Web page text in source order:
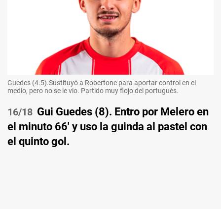
Guedes (4.5).Sustituyó a Robertone para aportar control en el
medio, pero no se le vio. Partido muy flojo del portugués.
/18 Gui Guedes (8). Entro por Melero en
el minuto 66' y uso la guinda al pastel con
el quinto gol.